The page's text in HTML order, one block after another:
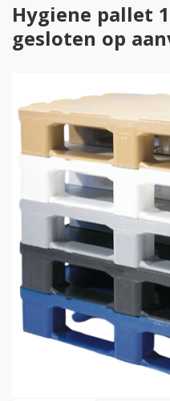
Hygiene pallet
gesloten op